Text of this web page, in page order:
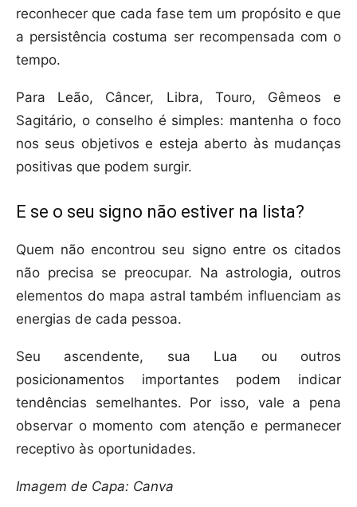
reconhecer que cada fase tem um propósito e que
a persistência costuma ser recompensada com o
tempo.
Para Leão, Câncer, Libra, Touro, Gêmeos e
Sagitário, o conselho é simples: mantenha o foco
nos seus objetivos e esteja aberto às mudanças
positivas que podem surgir.
E se o seu signo não estiver na lista?
Quem não encontrou seu signo entre os citados
não precisa se preocupar. Na astrologia, outros
elementos do mapa astral também influenciam as
energias de cada pessoa.
Seu ascendente, sua Lua ou outros
posicionamentos importantes podem indicar
tendências semelhantes. Por isso, vale a pena
observar o momento com atenção e permanecer
receptivo às oportunidades.
Imagem de Capa: Canva